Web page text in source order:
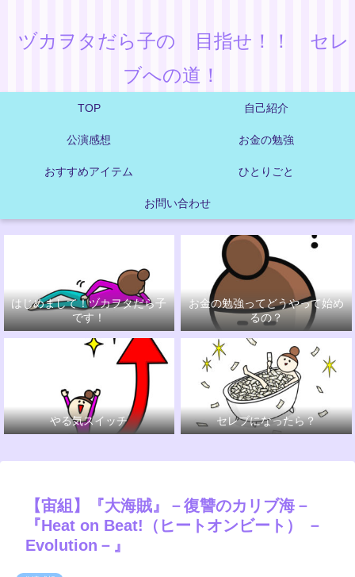
ヅカヲタだら子の 目指せ！！ セレ
ブへの道！
TOP 自己紹介
公演感想 お金の勉強
おすすめアイテム ひとりごと
お問い合わせ
はじめまして！ヅカヲタだら子
です！
お金の勉強ってどうやって始め
るの？
やる気スイッチ セレブになったら？
【宙組】『大海賊』－復讐のカリブ海－
『Heat on Beat!（ヒートオンビート） －
Evolution－』